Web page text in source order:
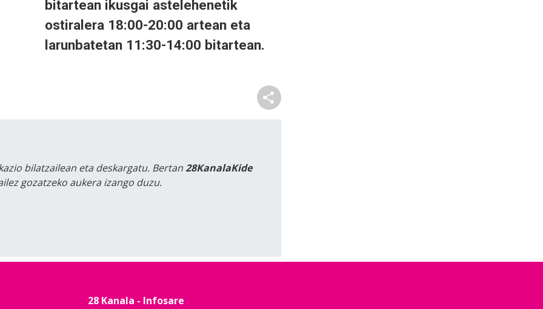
bitartean ikusgai astelehenetik
ostiralera 18:00-20:00 artean eta
larunbatetan 11:30-14:00 bitartean.
bilatzailean eta deskargatu. Bertan28KanalaKide
gozatzeko aukera izango duzu.
28 Kanala - Infosare